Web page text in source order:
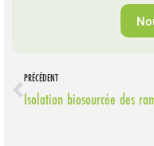
PRÉCÉDENT